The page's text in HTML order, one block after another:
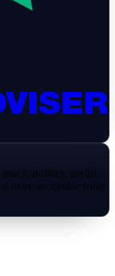
abilities, useful
more accessible fruits